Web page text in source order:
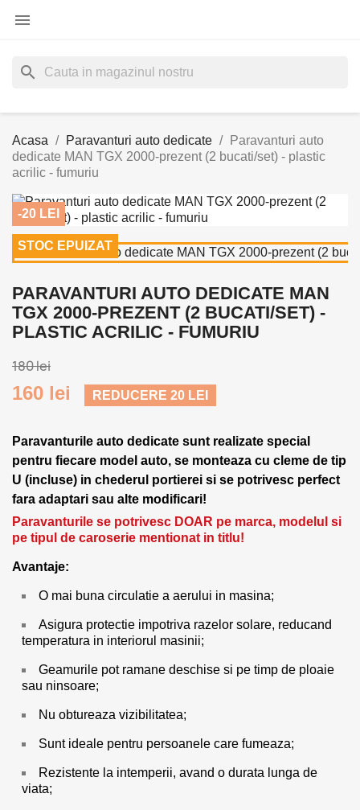

search
Acasa Paravanturi auto dedicate
Paravanturi auto
dedicate MAN TGX 2000-prezent (2 bucati/set) - plastic
acrilic - fumuriu
-20 LEI
STOC EPUIZAT
PARAVANTURI AUTO DEDICATE MAN
TGX 2000-PREZENT (2 BUCATI/SET) -
PLASTIC ACRILIC - FUMURIU
180 lei
160 lei REDUCERE 20 LEI
Paravanturile auto dedicate sunt realizate special
pentru fiecare model auto, se monteaza cu cleme de tip
U (incluse) in chederul portierei si se potrivesc perfect
fara adaptari sau alte modificari!
Paravanturile se potrivesc DOAR pe marca, modelul si
pe tipul de caroserie mentionat in titlu!
Avantaje:
O mai buna circulatie a aerului in masina;
Asigura protectie impotriva razelor solare, reducand
temperatura in interiorul masinii;
Geamurile pot ramane deschise si pe timp de ploaie
sau ninsoare;
Nu obtureaza vizibilitatea;
Sunt ideale pentru persoanele care fumeaza;
Rezistente la intemperii, avand o durata lunga de
viata;